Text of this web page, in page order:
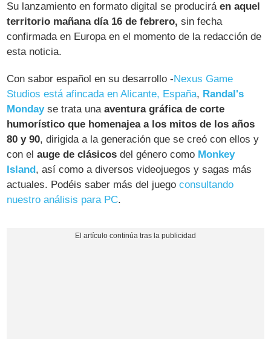
Su lanzamiento en formato digital se produciráen aquel
territorio mañana día 16 de febrero, sin fecha
confirmada en Europa en el momento de la redacción de
esta noticia.
Con sabor español en su desarrollo -Nexus Game
Studios está afincada en Alicante, España, Randal's
Mondayse trata unaaventura gráfica de corte
humorístico que homenajea a los mitos de los años
80 y 90, dirigida a la generación que se creó con ellos y
con elauge de clásicos del género como Monkey
Island , así como a diversos videojuegos y sagas más
actuales. Podéis saber más del juegoconsultando
nuestro análisis para PC.